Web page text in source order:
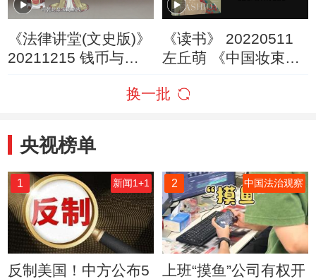
《法律讲堂(文史版)》
20211215 钱币与王
《读书》 20220511
左丘萌 《中国妆束
代女子时尚指南：
换一批
央视榜单
1 新闻1+1
反制美国！中方公布5
2 中国法治观察
上班“摸鱼”公司有权开